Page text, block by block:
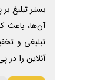
بستر تبلیغ
آن‌ها، باعث
تبلیغی و
آنلاین را